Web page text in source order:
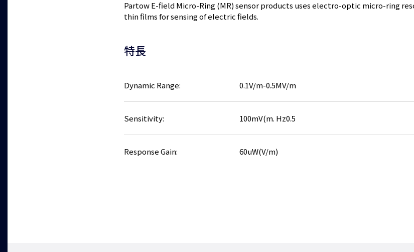
Partow E-field Micro-Ring (MR) sensor products uses electro-optic micro-ring
thin films for sensing of electric fields.
特長
Dynamic Range: 0.1V/m-0.5MV/m
Sensitivity: 100mV(m. Hz0.5
Response Gain: 60uW(V/m)